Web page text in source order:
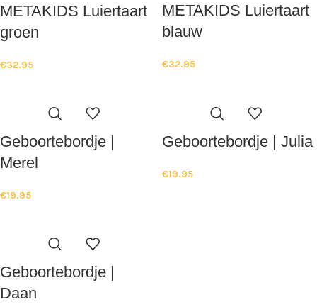
METAKIDS Luiertaart
groen
€32.95
METAKIDS Luiertaart
blauw
€32.95
Geboortebordje |
Merel
€19.95
Geboortebordje | Julia
€19.95
Geboortebordje |
Daan